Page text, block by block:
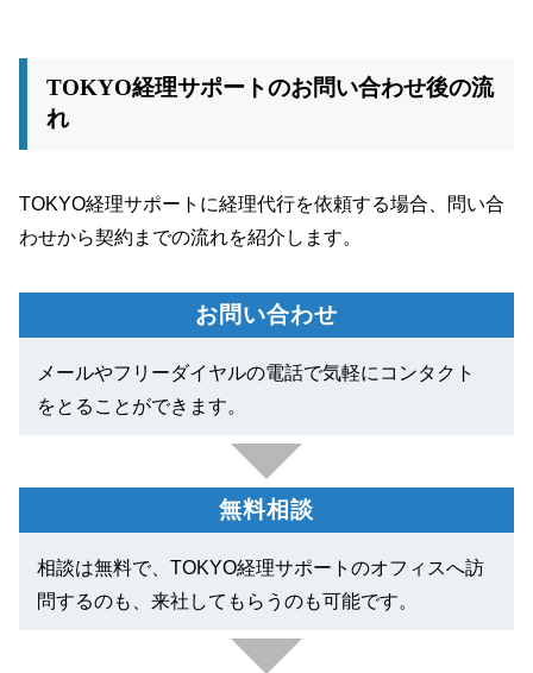
TOKYO経理サポートのお問い合わせ後の流
れ
TOKYO経理サポートに経理代行を依頼する場合、問い合
わせから契約までの流れを紹介します。
お問い合わせ
メールやフリーダイヤルの電話で気軽にコンタクト
をとることができます。
無料相談
相談は無料で、TOKYO経理サポートのオフィスへ訪
問するのも、来社してもらうのも可能です。